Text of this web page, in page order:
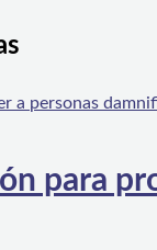
para